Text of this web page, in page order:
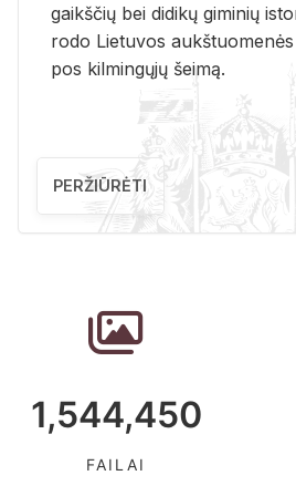
gaikš­čių bei di­di­kų gi­mi­nių
ro­do Lie­tu­vos
pos kil­min­gų­jų šei­mą.
PERŽIŪRĖTI
1,544,450
FAILAI